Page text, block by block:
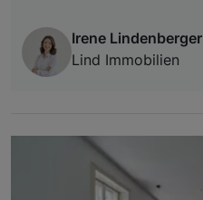
Irene Lindenberger
Lind Immobilien